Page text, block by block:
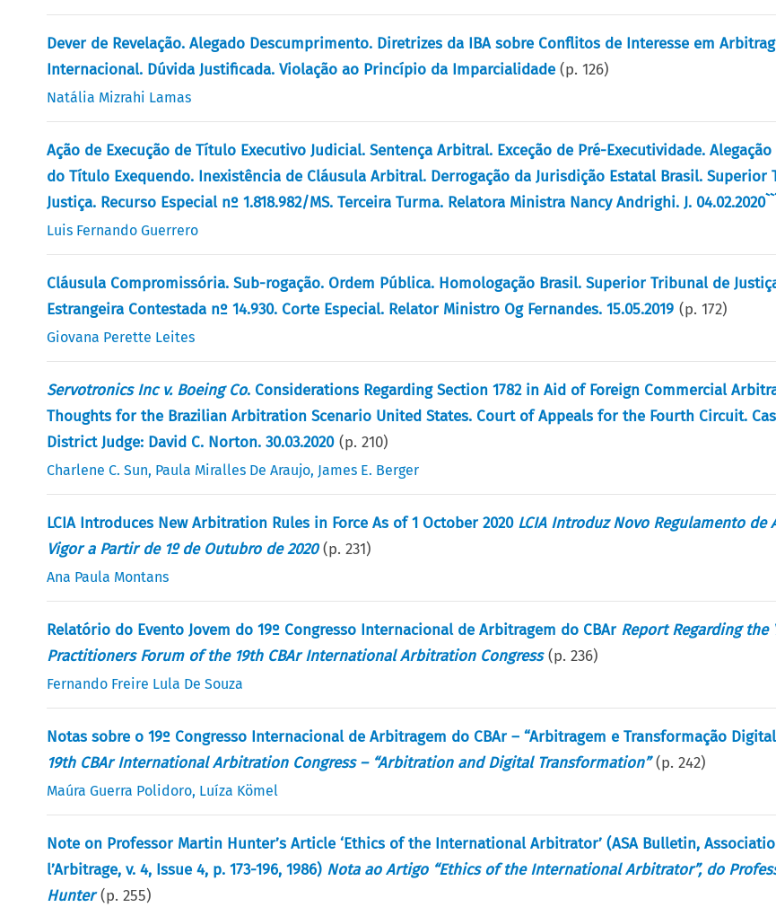
Dever de Revelação. Alegado Descumprimento. Diretrizes da IBA sobre Conflitos de Interesse em
Internacional. Dúvida Justificada. Violação ao Princípio da Imparcialidade(p.126)
Natália Mizrahi Lamas
Ação de Execução de Título Executivo Judicial. Sentença Arbitral. Exceção de Pré-Executividade.
do Título Exequendo. Inexistência de Cláusula Arbitral. Derrogação da Jurisdição Estatal Brasil. Superior
Justiça. Recurso Especial nº 1.818.982/MS. Terceira Turma. Relatora Ministra Nancy Andrighi. J.
Luis Fernando Guerrero
Cláusula Compromissória. Sub-rogação. Ordem Pública. Homologação Brasil. Superior Tribunal de
Estrangeira Contestada nº 14.930. Corte Especial. Relator Ministro Og Fernandes. 15.05.2019 (p.172)
Giovana Perette Leites
Servotronics Inc v. Boeing Co. Considerations Regarding Section 1782 in Aid of Foreign Commercial
Thoughts for the Brazilian Arbitration Scenario United States. Court of Appeals for the Fourth Circuit.
District Judge: David C. Norton. 30.03.2020 (p.210)
Charlene C. Sun, Paula Miralles De Araujo, James E. Berger
LCIA Introduces New Arbitration Rules in Force As of 1 October 2020 LCIA Introduz Novo Regulamento de
Vigor a Partir de 1º de Outubro de 2020 (p.231)
Ana Paula Montans
Relatório do Evento Jovem do 19º Congresso Internacional de Arbitragem do CBAr Report Regarding the
Practitioners Forum of the 19th CBAr International Arbitration Congress (p.236)
Fernando Freire Lula De Souza
Notas sobre o 19º Congresso Internacional de Arbitragem do CBAr – “Arbitragem e Transformação
19th CBAr International Arbitration Congress – “Arbitration and Digital Transformation” (p.242)
Maúra Guerra Polidoro, Luíza Kömel
Note on Professor Martin Hunter’s Article ‘Ethics of the International Arbitrator’ (ASA Bulletin,
l’Arbitrage, v. 4, Issue 4, p. 173-196, 1986) Nota ao Artigo “Ethics of the International Arbitrator”, do
Hunter (p.255)